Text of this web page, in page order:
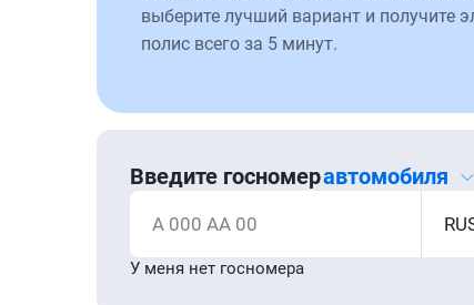
выберите лучший вариант и получите
полис всего за 5 минут.
Введите госномеравтомобиля
А 000 АА 00
У меня нет госномера